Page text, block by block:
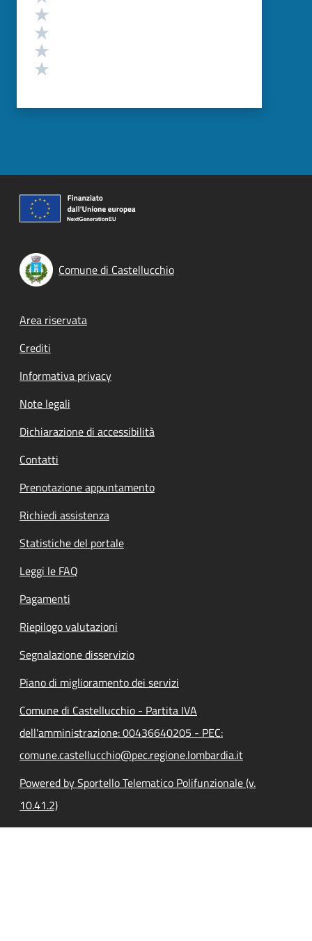
Comune di Castellucchio
Footer menu
Area riservata
Crediti
Informativa privacy
Note legali
Dichiarazione di accessibilità
Contatti
Prenotazione appuntamento
Richiedi assistenza
Statistiche del portale
Leggi le FAQ
Pagamenti
Riepilogo valutazioni
Segnalazione disservizio
Piano di miglioramento dei servizi
Comune di Castellucchio - Partita IVA
dell'amministrazione: 00436640205 - PEC:
comune.castellucchio@pec.regione.lombardia.it
Powered by Sportello Telematico Polifunzionale (v.
10.41.2)